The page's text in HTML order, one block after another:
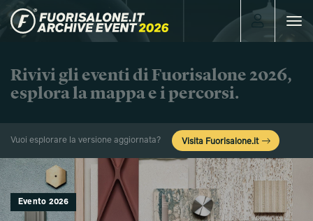
Toggle
Rivivi gli eventi di Fuorisalone 2026,
esplora la mappa e i percorsi.
Vuoi esplorare la versione aggiornata? Visita Fuorisalone.it
Evento 2026